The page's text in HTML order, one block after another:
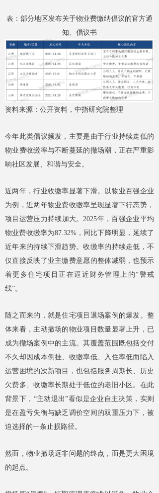
表：部分地区发布关于物业费缴纳倡议的官方通
知、倡议书
资料来源：公开资料，中指研究院整理
今年此类倡议频发，主要是由于行业持续走低的
物业费收缴率与不断蔓延的撤场潮，正在严重影
响社区发展、和谐与安全。
近两年，行业收缴率显著下滑。以物业百强企业
为例，近两年物业费收缴率呈现显著下行态势，
项目运营压力持续加大。2025年，百强企业平均
物业费收缴率为87.32%，同比下降明显，延续了
近年来的持续下滑趋势。收缴率的持续走低，不
仅直接反映了业主缴费意愿的整体减弱，也预示
着更多住宅项目正在逼近财务管理上的“警戒
线”。
随之而来的，就是住宅项目退场案例的爆发。整
体来看，主动撤场的物业项目数量显著上升，已
成为撤场案例中的主流。其覆盖范围既包括交付
不久却因成本倒挂、收缴率低、入住率低而陷入
运营困境的次新项目，也包括服务周期长、历史
欠费多、收缴率长期处于低位的老旧小区。在此
背景下，“主动退出”看似是企业自主决策，实则
是在盈亏失衡与缺乏调价空间的双重压力下，被
迫选择的一条止损路径。
然而，物业撤场远非问题的终点，而是更大困境
的起点。